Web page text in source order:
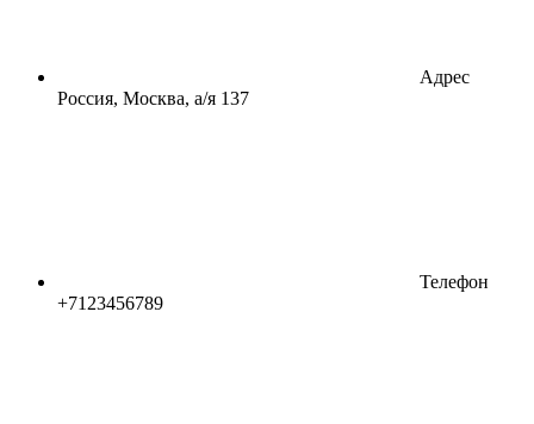
Адрес
Россия, Москва, а/я 137
Телефон
+7123456789